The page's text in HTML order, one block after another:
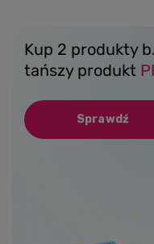
Kup 2 produkty
tańszy produkt
Sprawdź